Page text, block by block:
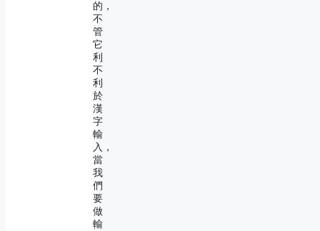
的，
不
管
它
利
不
利
於
漢
字
輸
入，
當
我
們
要
做
輸